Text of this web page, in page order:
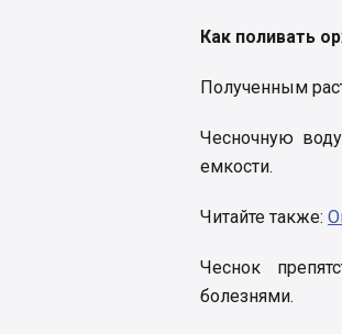
Как поливать
Полученным
Чесночную
емкости.
Читайте также:
Чеснок
болезнями.